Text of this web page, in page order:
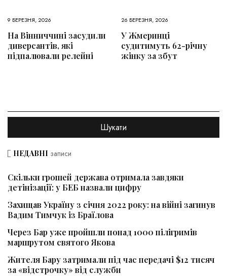
9 БЕРЕЗНЯ, 2026
На Вінниччині засудили
диверсантів, які
підпалювали релейні
26 БЕРЕЗНЯ, 2026
У Жмеринці
судитимуть 62-річну
жінку за збут
НЕДАВНІ записи
Скільки грошей держава отримала завдяки
детінізації: у БЕБ назвали цифру
Захищав Україну з січня 2022 року: на війні загинув
Вадим Тимчук із Браїлова
Через Бар уже пройшли понад 1000 пілігримів
маршрутом святого Якова
Жителя Бару затримали під час передачі $12 тисяч
за «відстрочку» від служби